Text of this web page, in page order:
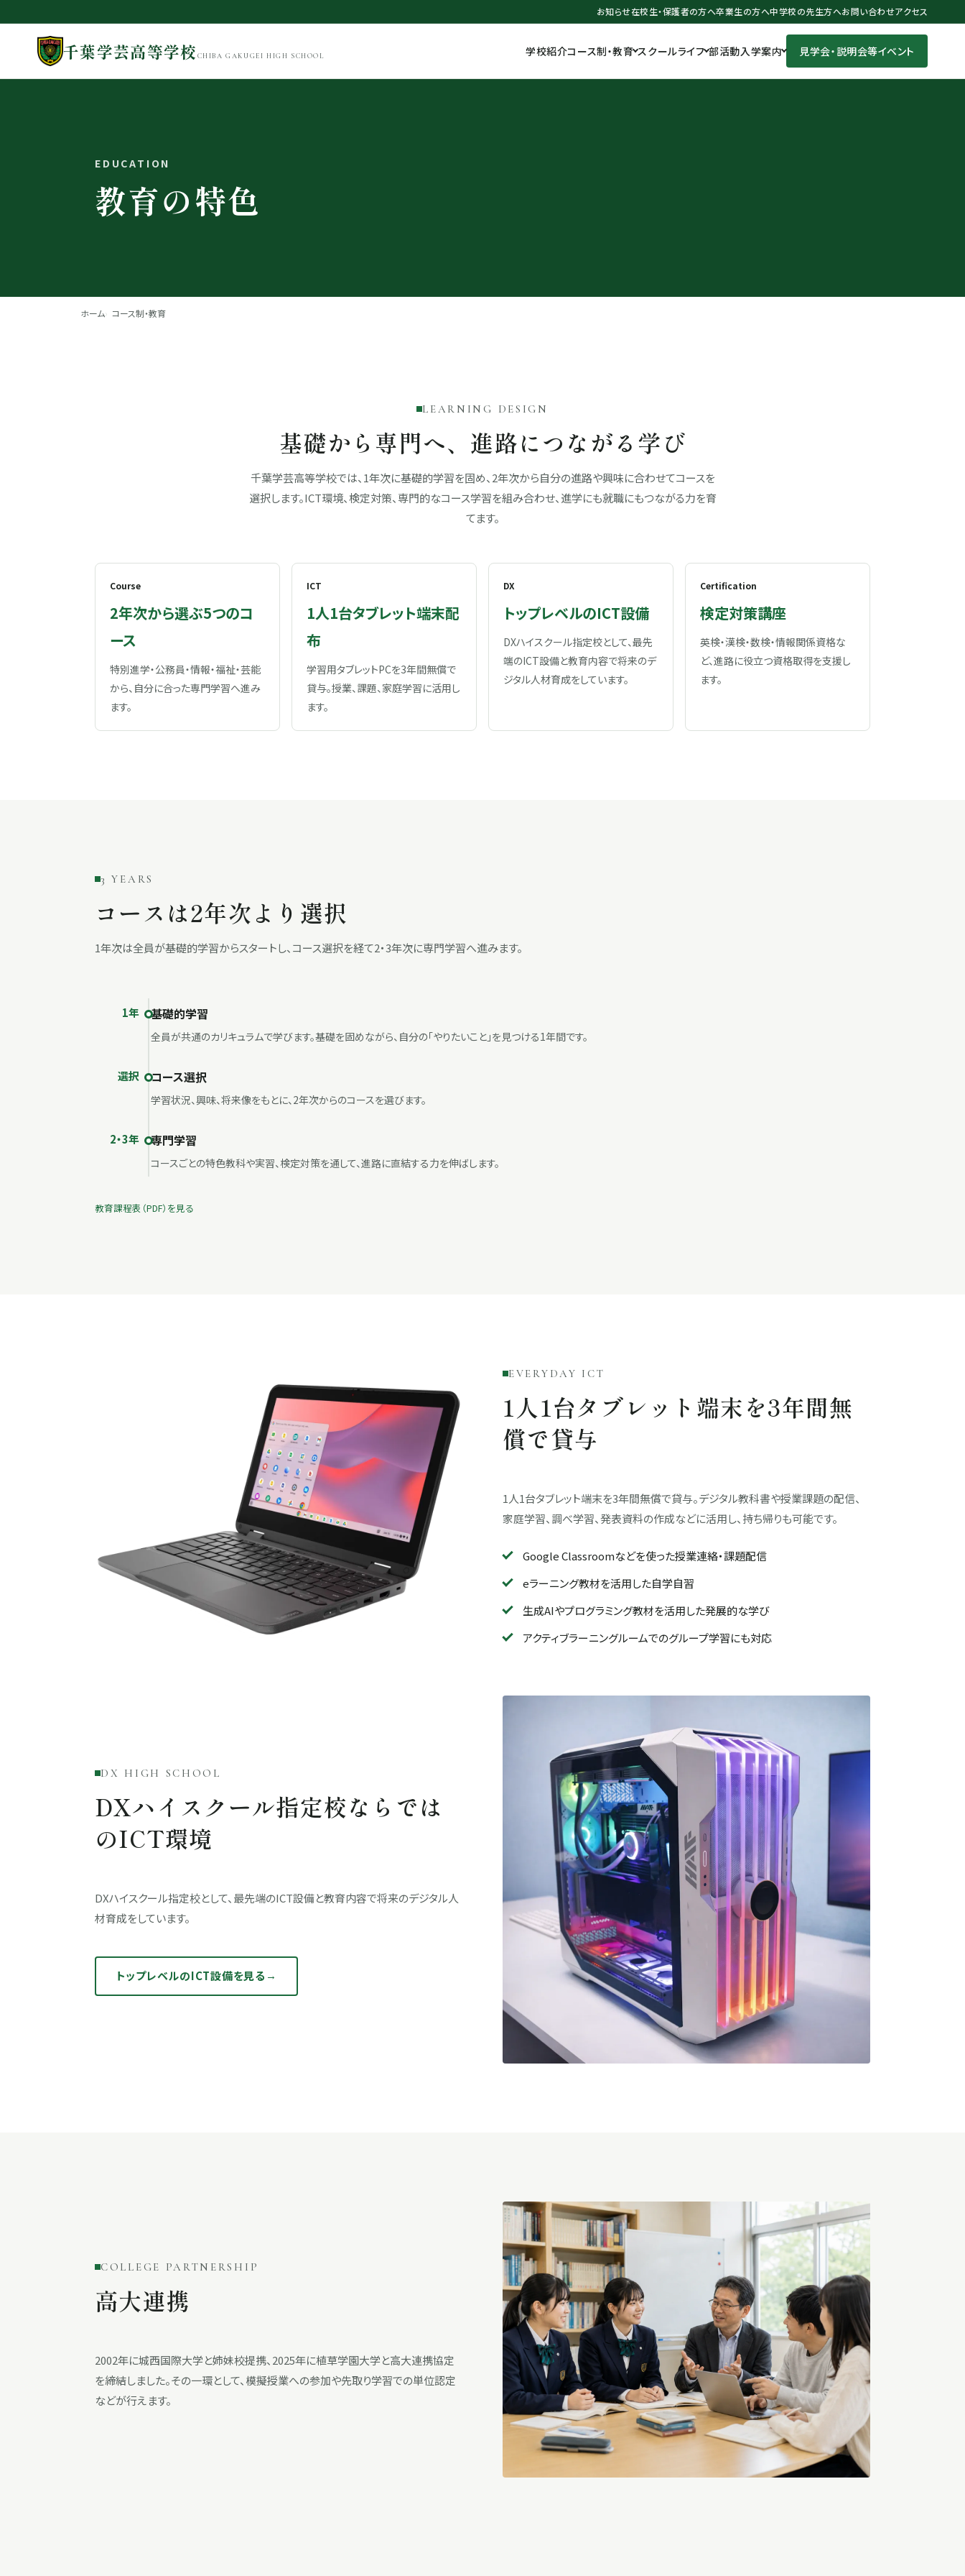
お知らせ在校生・保護者の方へ卒業生の方へ中学校の先生方へお問い合わせアクセス
千葉学芸高等学校 CHIBA GAKUGEI HIGH SCHOOL 学校紹介コース制・教育 スクールライフ 部活動入学案内 見学会・説明会等イベント
EDUCATION
教育の特色
ホーム コース制・教育
LEARNING DESIGN
基礎から専門へ、進路につながる学び
千葉学芸高等学校では、1年次に基礎的学習を固め、2年次から自分の進路や興味に合わせてコースを
選択します。ICT環境、検定対策、専門的なコース学習を組み合わせ、進学にも就職にもつながる力を育
てます。
Course
2年次から選ぶ5つのコ
ース
特別進学・公務員・情報・福祉・芸能
から、自分に合った専門学習へ進み
ます。
ICT
1人1台タブレット端末配
布
学習用タブレットPCを3年間無償で
貸与。授業、課題、家庭学習に活用し
ます。
DX
トップレベルのICT設備
DXハイスクール指定校として、最先
端のICT設備と教育内容で将来のデ
ジタル人材育成をしています。
Certification
検定対策講座
英検・漢検・数検・情報関係資格な
ど、進路に役立つ資格取得を支援し
ます。
3 YEARS
コースは2年次より選択
1年次は全員が基礎的学習からスタートし、コース選択を経て2・3年次に専門学習へ進みます。
1年 基礎的学習
全員が共通のカリキュラムで学びます。基礎を固めながら、自分の「やりたいこと」を見つける1年間です。
選択 コース選択
学習状況、興味、将来像をもとに、2年次からのコースを選びます。
2・3年 専門学習
コースごとの特色教科や実習、検定対策を通して、進路に直結する力を伸ばします。
教育課程表（PDF）を見る
EVERYDAY ICT
1人1台タブレット端末を3年間無
償で貸与
1人1台タブレット端末を3年間無償で貸与。デジタル教科書や授業課題の配信、
家庭学習、調べ学習、発表資料の作成などに活用し、持ち帰りも可能です。
Google Classroomなどを使った授業連絡・課題配信
eラーニング教材を活用した自学自習
生成AIやプログラミング教材を活用した発展的な学び
アクティブラーニングルームでのグループ学習にも対応
DX HIGH SCHOOL
DXハイスクール指定校ならでは
のICT環境
DXハイスクール指定校として、最先端のICT設備と教育内容で将来のデジタル人
材育成をしています。
トップレベルのICT設備を見る
COLLEGE PARTNERSHIP
高大連携
2002年に城西国際大学と姉妹校提携、2025年に植草学園大学と高大連携協定
を締結しました。その一環として、模擬授業への参加や先取り学習での単位認定
などが行えます。